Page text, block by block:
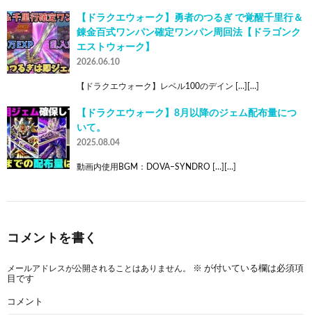
【ドラクエウォーク】勇者のつるぎ で覚醒千里行＆
錬金百式ワンパン確定ワンパン周回法【ドラゴンク
エストウォーク】
2026.06.10
【ドラクエウォーク】レベル100のデイン […][…]
【ドラクエウォーク】8月以降のジェム配布量につ
いて。
2025.08.04
動画内使用BGM：DOVA–SYNDRO […][…]
コメントを書く
メールアドレスが公開されることはありません。 ※ が付いている欄は必須項
目です
コメント